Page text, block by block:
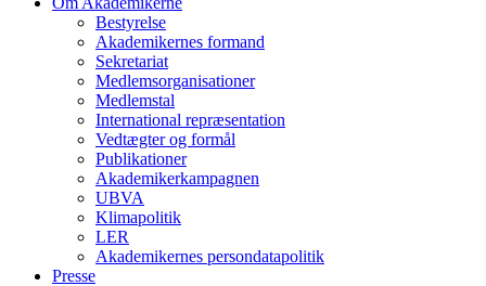
Bestyrelse
Akademikernes formand
Sekretariat
Medlemsorganisationer
Medlemstal
International repræsentation
Vedtægter og formål
Publikationer
Akademikerkampagnen
UBVA
Klimapolitik
LER
Akademikernes persondatapolitik
Presse